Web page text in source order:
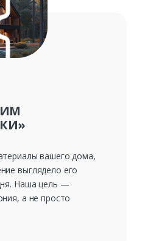
вашего дома,
выглядело его
Наша цель —
а не просто